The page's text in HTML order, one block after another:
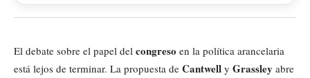
El debate sobre el papel del congreso en la política arancelaria
está lejos de terminar. La propuesta de Cantwell y Grassley abre